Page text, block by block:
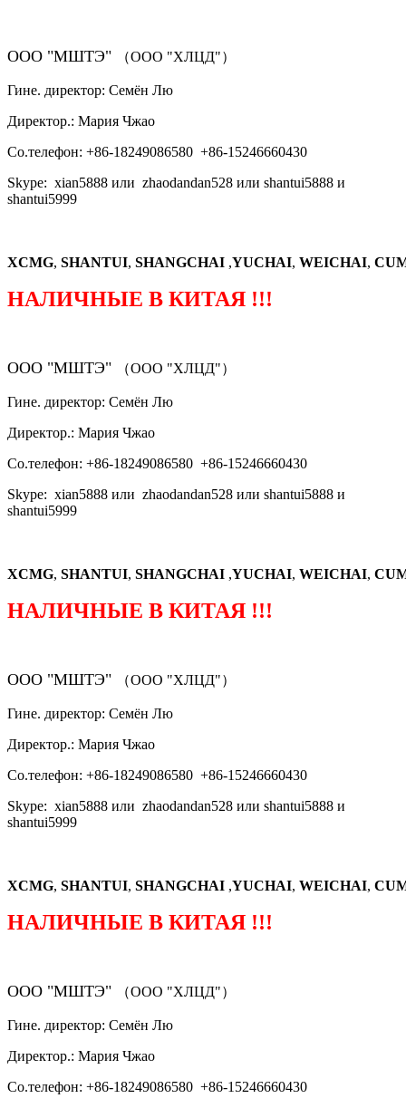
ООО "МШТЭ" （ООО "ХЛЦД"）
Гине. директор: Семён Лю
Директор.: Мария Чжао
Со.телефон: +86-18249086580 +86-15246660430
Skype: xian5888 или zhaodandan528 или shantui5888 и
shantui5999
XCMG, SHANTUI, SHANGCHAI ,YUCHAI, WEICHAI,
НАЛИЧНЫЕ В КИТАЯ !!!
ООО "МШТЭ" （ООО "ХЛЦД"）
Гине. директор: Семён Лю
Директор.: Мария Чжао
Со.телефон: +86-18249086580 +86-15246660430
Skype: xian5888 или zhaodandan528 или shantui5888 и
shantui5999
XCMG, SHANTUI, SHANGCHAI ,YUCHAI, WEICHAI,
НАЛИЧНЫЕ В КИТАЯ !!!
ООО "МШТЭ" （ООО "ХЛЦД"）
Гине. директор: Семён Лю
Директор.: Мария Чжао
Со.телефон: +86-18249086580 +86-15246660430
Skype: xian5888 или zhaodandan528 или shantui5888 и
shantui5999
XCMG, SHANTUI, SHANGCHAI ,YUCHAI, WEICHAI,
НАЛИЧНЫЕ В КИТАЯ !!!
ООО "МШТЭ" （ООО "ХЛЦД"）
Гине. директор: Семён Лю
Директор.: Мария Чжао
Со.телефон: +86-18249086580 +86-15246660430